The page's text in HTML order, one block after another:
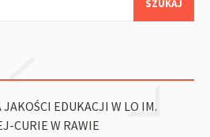
EDUKACJI W LO IM.
CURIE W RAWIE